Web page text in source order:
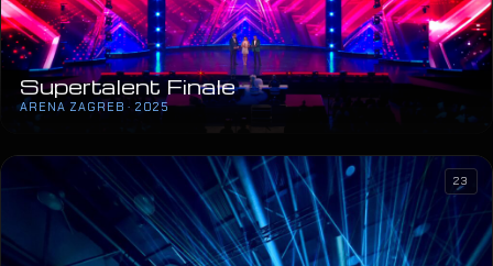
Supertalent Finale
ARENA ZAGREB · 2025
23